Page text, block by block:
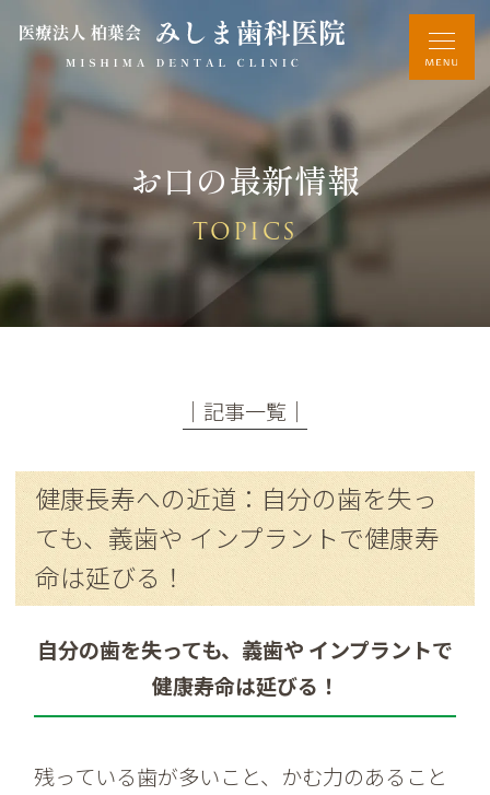
お口の最新情報
TOPICS
│記事一覧│
健康長寿への近道：自分の歯を失っ
ても、義歯や インプラントで健康寿
命は延びる！
自分の歯を失っても、義歯や インプラントで
健康寿命は延びる！
残っている歯が多いこと、かむ力のあること